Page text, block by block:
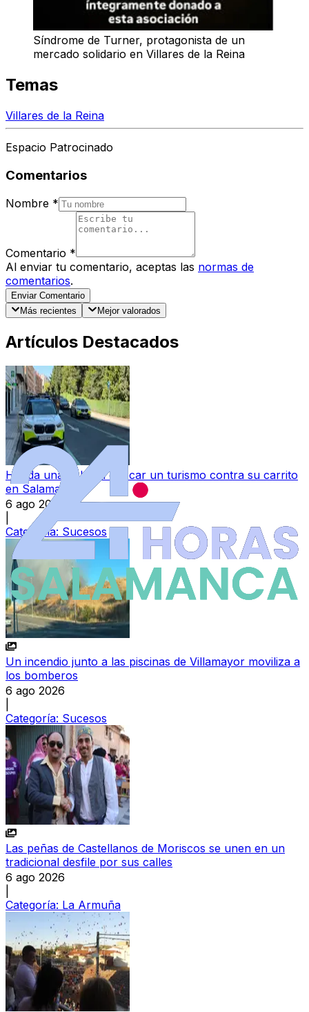
Síndrome de Turner, protagonista de un
mercado solidario en Villares de la Reina
Temas
Villares de la Reina
Espacio Patrocinado
Comentarios
Nombre *
Comentario *
Al enviar tu comentario, aceptas las normas de
comentarios.
Enviar Comentario
Más recientes
Mejor valorados
Artículos Destacados
Herida una bebé al chocar un turismo contra su carrito
en Salamanca
6 ago 2026
Categoría: Sucesos
Un incendio junto a las piscinas de Villamayor moviliza a
los bomberos
6 ago 2026
Categoría: Sucesos
Las peñas de Castellanos de Moriscos se unen en un
tradicional desfile por sus calles
6 ago 2026
Categoría: La Armuña